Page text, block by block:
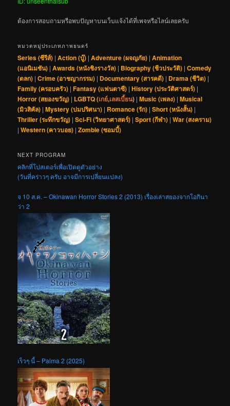
ต้องการสอบถามหรือพบปัญหาบนเว็บแจ้งได้ที่เพจหรือไลน์เลยครับ
หมวดหมู่ประเภทภาพยนตร์
Series (ซีรีส์) |Action (บู๊) |Adventure (ผจญภัย) |Animation
(แอนิเมชัน) |Awards (หนังชิงรางวัล) | Biography (ชีวประวัติ) |Comedy
(ตลก) |Crime (อาชญากรรม) | Documentary (สารคดี) | Drama (ชีวิต) |
Family (ครอบครัว) |Fantasy (แฟนตาซี) |History (ประวัติศาสตร์) |
Horror (สยองขวัญ) | LGBTQ (เกย์,เลสเบี้ยน) |Music (เพลง) |Musical
(มิวสิคัล) |Mystery (ปมปริศนา) | Romance (รัก) |Short (หนังสั้น) |
Thriller (ระทึกขวัญ) |Sci-Fi (วิทยาศาสตร์) |Sport (กีฬา) |War (สงคราม)
|Western (คาวบอย) |Zombie (ซอมบี้)
NEXT PROGRAM
คลิกที่โปสเตอร์เพื่อเปิดดูตัวอย่าง
(วันที่คร่าวๆ ครับ อาจมีการเปลี่ยนแปลง)
จ 10 ส.ค. – Okinawan Horror Stories 2 (2013) เรื่องเล่าสยองจากโอกินา
ว่า 2
เร็วๆ นี้ – Palma 2 (2025)